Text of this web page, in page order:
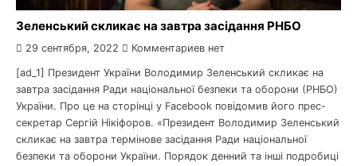
Зеленський скликає на завтра засідання РНБО
29 сентября, 2022 Комментариев нет
[ad_1] Президент України Володимир Зеленський скликає на
завтра засідання Ради національної безпеки та оборони (РНБО)
України. Про це на сторінці у Facebook повідомив його прес-
секретар Сергій Нікіфоров. «Президент Володимир Зеленський
скликає на завтра термінове засідання Ради національної
безпеки та оборони України. Порядок денний та інші подробиці